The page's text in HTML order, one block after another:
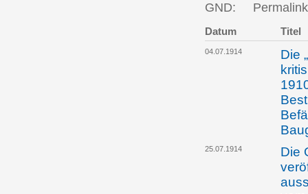
GND:
Datum Titel
04.07.1914
Die
25.07.1914
Die